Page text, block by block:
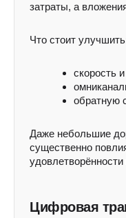
затраты, а
Что стоит
скорость
обратную
Даже небольшие
существенно
Цифровая